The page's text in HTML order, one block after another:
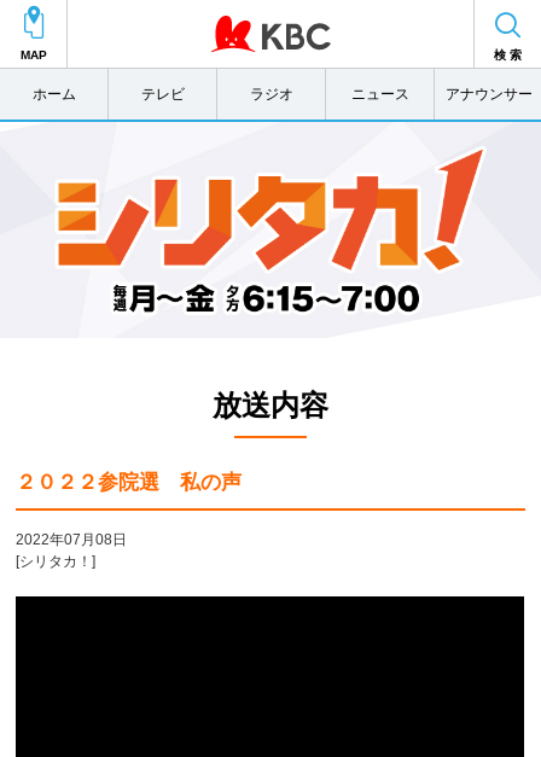
MAP 検 索
ホーム テレビ ラジオ ニュース アナウンサー
放送内容
２０２２参院選 私の声
2022年07月08日
[シリタカ！]